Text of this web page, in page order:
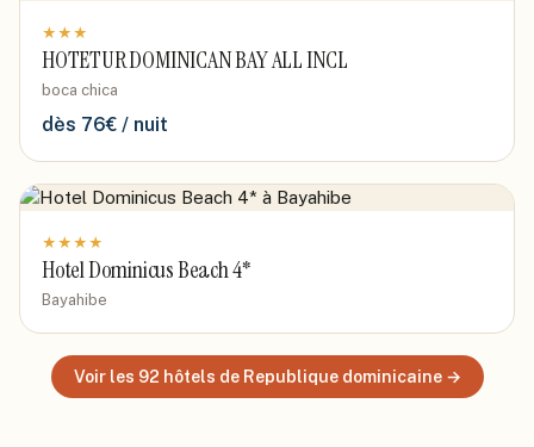
★ ★ ★
HOTETUR DOMINICAN BAY ALL INCL
boca chica
dès 76€ / nuit
★ ★ ★ ★
Hotel Dominicus Beach 4*
Bayahibe
Voir les 92 hôtels de Republique dominicaine→